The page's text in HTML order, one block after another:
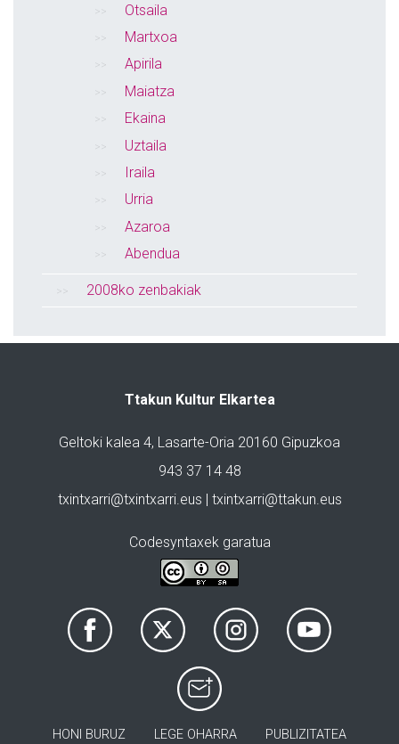
Otsaila
Martxoa
Apirila
Maiatza
Ekaina
Uztaila
Iraila
Urria
Azaroa
Abendua
2008ko zenbakiak
Ttakun Kultur Elkartea
Geltoki kalea 4, Lasarte-Oria 20160 Gipuzkoa
943 37 14 48
txintxarri@txintxarri.eus | txintxarri@ttakun.eus
Codesyntaxek garatua
HONI BURUZ LEGE OHARRA PUBLIZITATEA